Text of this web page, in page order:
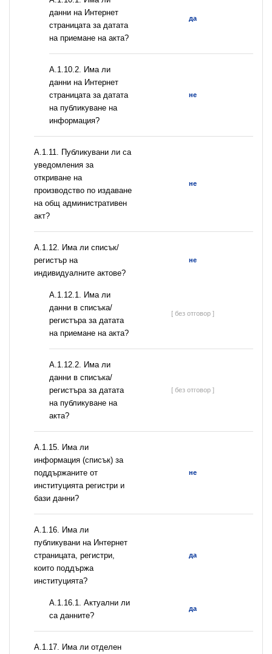
данни на Интернет
страницата за датата
на приемане на акта?
да
A.1.10.2. Има ли
данни на Интернет
страницата за датата
на публикуване на
информация?
не
А.1.11. Публикувани ли са
уведомления за
откриване на
производство по издаване
на общ административен
акт?
не
А.1.12. Има ли списък/
регистър на
индивидуалните актове?
не
A.1.12.1. Има ли
данни в списъка/
регистъра за датата
на приемане на акта?
[ без отговор ]
A.1.12.2. Има ли
данни в списъка/
регистъра за датата
на публикуване на
акта?
[ без отговор ]
А.1.15. Има ли
информация (списък) за
поддържаните от
институцията регистри и
бази данни?
не
А.1.16. Има ли
публикувани на Интернет
страницата, регистри,
които поддържа
институцията?
да
A.1.16.1. Актуални ли
са данните?
да
А.1.17. Има ли отделен